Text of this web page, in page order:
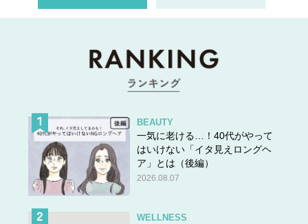
答えは＞＞こちら
BEAUTY
一気に老ける…！40代がやって
はいけない「イタ見えロングヘ
ア」とは（後編）
2026.08.07
WELLNESS